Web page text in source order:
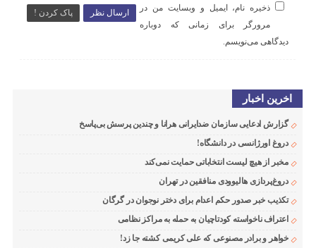
ارسال نظر پاک کردن !
ذخیره نام، ایمیل و وبسایت من در
مرورگر برای زمانی که دوباره
دیدگاهی می‌نویسم.
اخرین اخبار
گزارش ادعایی سازمان ضدایرانی هرانا و چندین پرسش بی‌پاسخ
دروغ اورژانسی در دانشگاه!
مخبر از هیچ لیست انتخاباتی حمایت نمی‌کند
دروغ‌پردازی هالیوودی منافقین در تهران
تکذیب خبر صدور حکم اعدام برای دختر نوجوان در گرگان
اعتراف ناخواسته کودتاچیان به حمله به مراکز نظامی
خواهر و برادر مصنوعی که علی کریمی کشته جا زد!